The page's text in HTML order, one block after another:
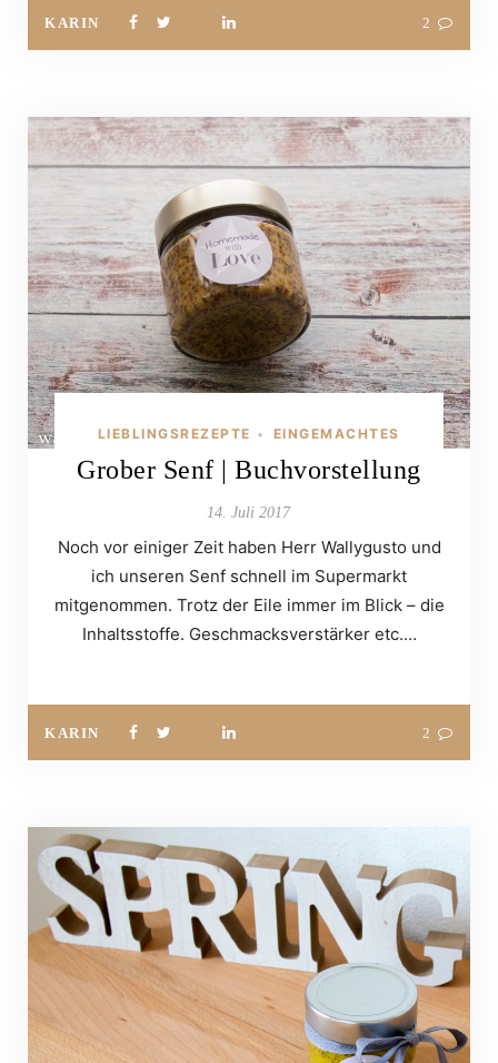
KARIN 2
LIEBLINGSREZEPTE • EINGEMACHTES
Grober Senf | Buchvorstellung
14. Juli 2017
Noch vor einiger Zeit haben Herr Wallygusto und
ich unseren Senf schnell im Supermarkt
mitgenommen. Trotz der Eile immer im Blick – die
Inhaltsstoffe. Geschmacksverstärker etc.…
KARIN 2